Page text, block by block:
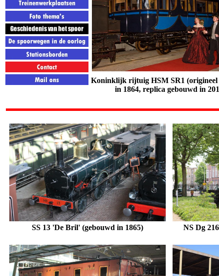
Koninklijk rijtuig HSM SR1 (
in 1864, replica gebouwd in
SS 13 'De Bril' (gebouwd in 1865) NS Dg